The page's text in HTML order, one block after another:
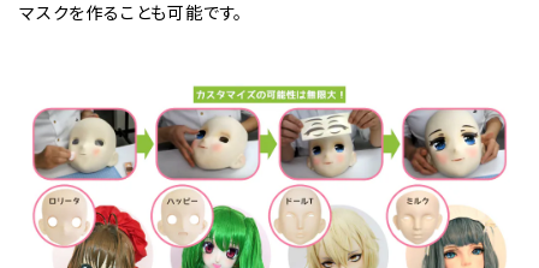
マスクを作ることも可能です。